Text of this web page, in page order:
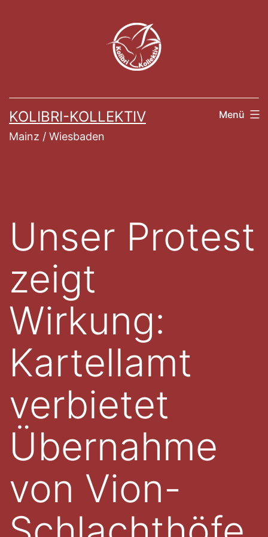
KOLIBRI-KOLLEKTIV
Mainz / Wiesbaden
Menü
Unser Protest
zeigt
Wirkung:
Kartellamt
verbietet
Übernahme
von Vion-